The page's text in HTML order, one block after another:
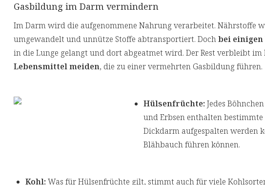
Gasbildung im Darm vermindern
Im Darm wird die aufgenommene Nahrung verarbeitet. Nährstoffe
umgewandelt und unnütze Stoffe abtransportiert. Dochbei
in die Lunge gelangt und dort abgeatmet wird. Der Rest verbleibt
Lebensmittel meiden, die zu einer vermehrten Gasbildung führen.
Hülsenfrüchte: Jedes
und Erbsen enthalten
Dickdarm aufgespalten werden
Blähbauch führen können.
Kohl: Was für Hülsenfrüchte gilt, stimmt auch für viele